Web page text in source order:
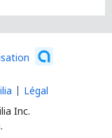
Inc.
Légal